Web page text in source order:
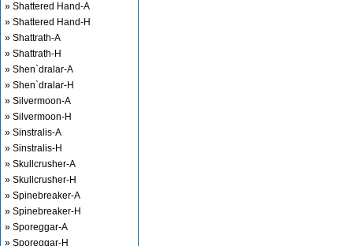
» Shattered Hand-A
» Shattered Hand-H
» Shattrath-A
» Shattrath-H
» Shen`dralar-A
» Shen`dralar-H
» Silvermoon-A
» Silvermoon-H
» Sinstralis-A
» Sinstralis-H
» Skullcrusher-A
» Skullcrusher-H
» Spinebreaker-A
» Spinebreaker-H
» Sporeggar-A
» Sporeggar-H